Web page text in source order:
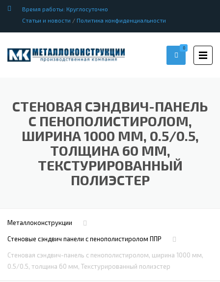
Время работы: Круглосуточно
Статьи и новости / Политика конфиденциальности
0
СТЕНОВАЯ СЭНДВИЧ-ПАНЕЛЬ
С ПЕНОПОЛИСТИРОЛОМ,
ШИРИНА 1000 ММ, 0.5/0.5,
ТОЛЩИНА 60 ММ,
ТЕКСТУРИРОВАННЫЙ
ПОЛИЭСТЕР
Металлоконструкции
Стеновые сэндвич панели с пенополистиролом ППР
Стеновая сэндвич-панель с пенополистиролом, ширина 1000 мм,
0.5/0.5, толщина 60 мм, Текстурированный полиэстер